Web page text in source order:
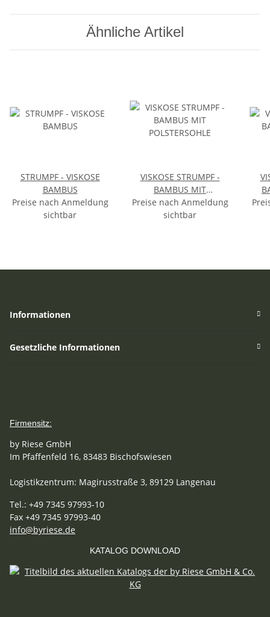
Ähnliche Artikel
STRUMPF - VISKOSE
BAMBUS
Preise nach Anmeldung
sichtbar
VISKOSE STRUMPF -
BAMBUS MIT
POLSTERSOHLE
Preise nach Anmeldung
sichtbar
Informationen
Gesetzliche Informationen
Firmensitz:
by Riese GmbH
Im Pfaffenfeld 16, 83483 Bischofswiesen
Logistikzentrum: Magirusstraße 3, 89129 Langenau
Tel.: +49 7345 97993-10
Fax +49 7345 97993-40
info@byriese.de
KATALOG DOWNLOAD